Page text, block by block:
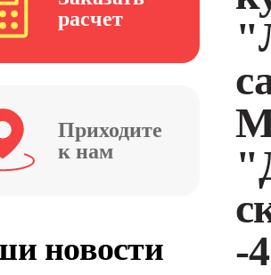
расчет
Приходите
к нам
новости
-